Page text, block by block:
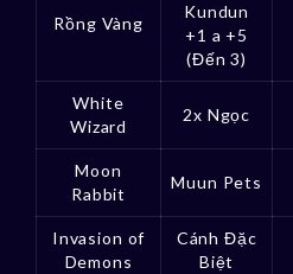
Rồng Vàng
Kundun
+1 a +5
(Đến 3)
White
Wizard
2x Ngọc
Moon
Rabbit
Muun Pets
Invasion of
Demons
Cánh Đặc
Biệt